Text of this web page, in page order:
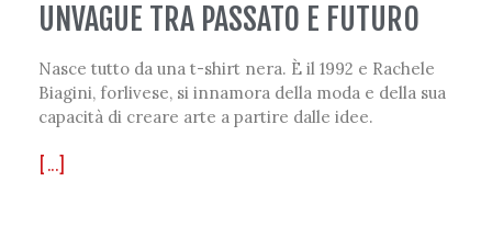
UNVAGUE TRA PASSATO E FUTURO
Nasce tutto da una t-shirt nera. È il 1992 e Rachele
Biagini, forlivese, si innamora della moda e della sua
capacità di creare arte a partire dalle idee.
[...]